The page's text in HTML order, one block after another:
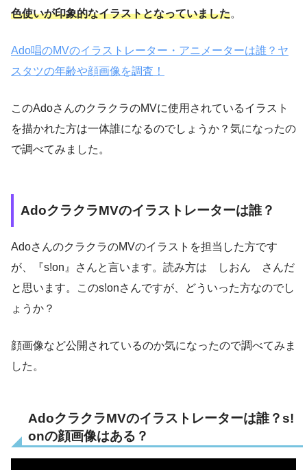
色使いが印象的なイラストとなっていました。
Ado唱のMVのイラストレーター・アニメーターは誰？ヤ
スタツの年齢や顔画像を調査！
このAdoさんのクラクラのMVに使用されているイラスト
を描かれた方は一体誰になるのでしょうか？気になったの
で調べてみました。
AdoクラクラMVのイラストレーターは誰？
AdoさんのクラクラのMVのイラストを担当した方です
が、『s!on』さんと言います。読み方は しおん さんだ
と思います。このs!onさんですが、どういった方なのでし
ょうか？
顔画像など公開されているのか気になったので調べてみま
した。
AdoクラクラMVのイラストレーターは誰？s!
onの顔画像はある？